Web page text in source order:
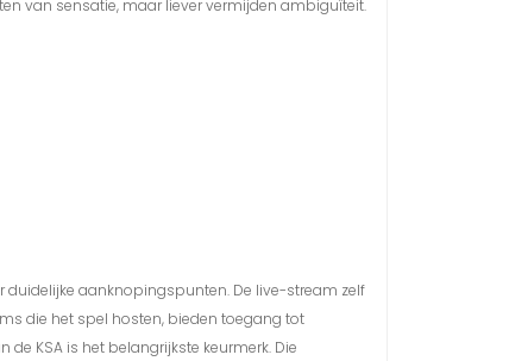
van sensatie, maar liever vermijden ambiguïteit.
duidelijke aanknopingspunten. De live-stream zelf
die het spel hosten, bieden toegang tot
KSA is het belangrijkste keurmerk. Die